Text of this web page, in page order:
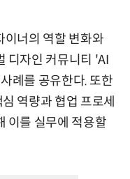
이너의 역할 변화와
디자인 커뮤니티 'AI
례를 공유한다. 또한
역량과 협업 프로세
이를 실무에 적용할